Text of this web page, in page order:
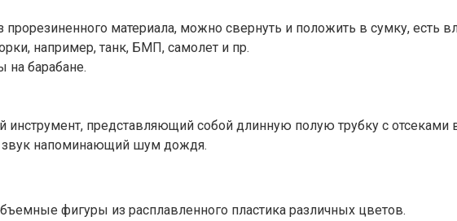
прорезиненного материала, можно свернуть и положить в сумку, есть
например, танк, БМП, самолет и пр.
на барабане.
представляющий собой длинную полую трубку с отсеками
звук напоминающий шум дождя.
фигуры из расплавленного пластика различных цветов.